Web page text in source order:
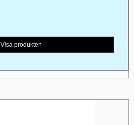
Visa produkten